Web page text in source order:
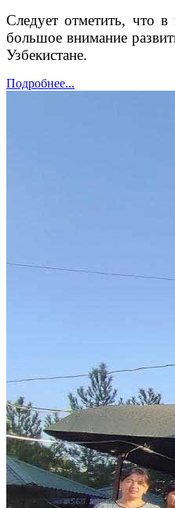
Следует отметить, что в
большое внимание
Узбекистане.
Подробнее...